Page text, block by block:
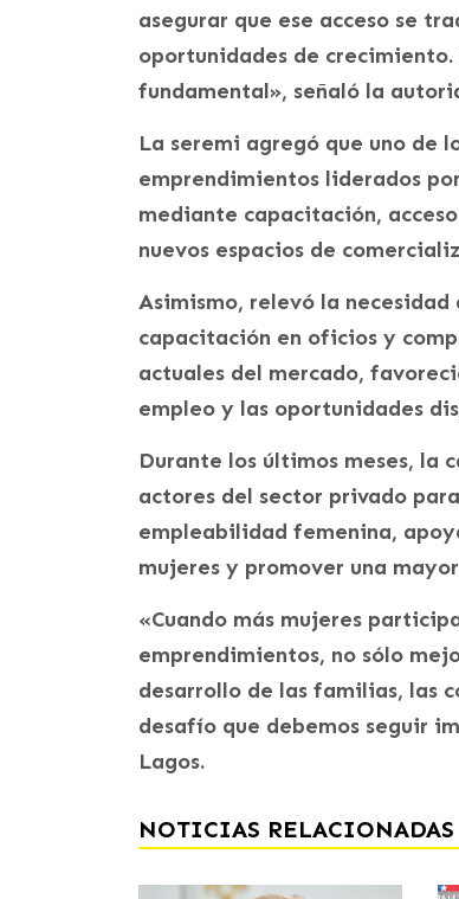
asegurar que ese acceso se
oportunidades de
fundamental», señaló la
La seremi agregó que uno
emprendimientos liderados
mediante capacitación,
nuevos espacios de
Asimismo, relevó la
capacitación en oficios y
actuales del mercado,
empleo y las oportunidades
Durante los últimos meses, la
actores del sector privado
empleabilidad femenina,
mujeres y promover una
«Cuando más mujeres
emprendimientos, no sólo
desarrollo de las familias, las
desafío que debemos seguir
Lagos.
NOTICIAS RELACIONADAS